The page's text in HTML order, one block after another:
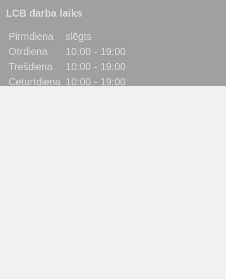
LCB darba laiks
Pirmdiena
slēgts
Otrdiena
10:00 - 19:00
Trešdiena
10:00 - 19:00
Ceturtdiena 10:00 - 19:00